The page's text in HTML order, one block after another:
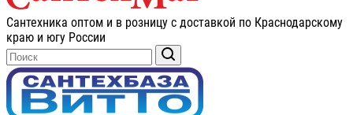
Сантехника оптом и в розницу с доставкой по Краснодарскому
краю и югу России